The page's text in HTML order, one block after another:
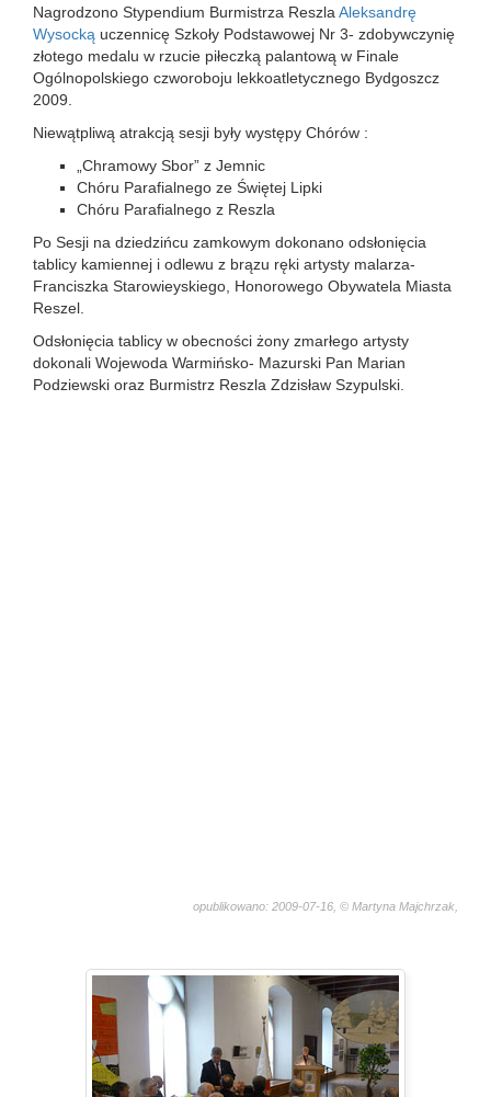
Nagrodzono Stypendium Burmistrza Reszla Aleksandrę
Wysocką uczennicę Szkoły Podstawowej Nr 3- zdobywczynię
złotego medalu w rzucie piłeczką palantową w Finale
Ogólnopolskiego czworoboju lekkoatletycznego Bydgoszcz
2009.
Niewątpliwą atrakcją sesji były występy Chórów :
„Chramowy Sbor” z Jemnic
Chóru Parafialnego ze Świętej Lipki
Chóru Parafialnego z Reszla
Po Sesji na dziedzińcu zamkowym dokonano odsłonięcia
tablicy kamiennej i odlewu z brązu ręki artysty malarza-
Franciszka Starowieyskiego, Honorowego Obywatela Miasta
Reszel.
Odsłonięcia tablicy w obecności żony zmarłego artysty
dokonali Wojewoda Warmińsko- Mazurski Pan Marian
Podziewski oraz Burmistrz Reszla Zdzisław Szypulski.
opublikowano: 2009-07-16, © Martyna Majchrzak,